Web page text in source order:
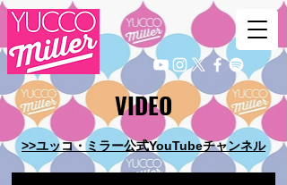
​VIDEO
>>ユッコ・ミラー公式YouTubeチャンネル